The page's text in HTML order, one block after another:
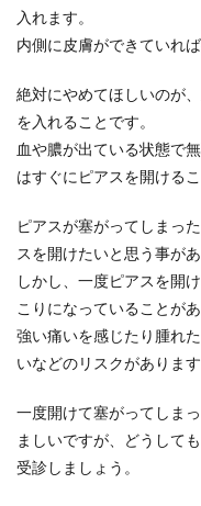
入れます。
内側に皮膚ができていれ
絶対にやめてほしいのが
を入れることです。
血や膿が出ている状態で
はすぐにピアスを開ける
ピアスが塞がってしまっ
スを開けたいと思う事が
しかし、一度ピアスを開
こりになっていることが
強い痛いを感じたり腫れ
いなどのリスクがあります
一度開けて塞がってしま
ましいですが、どうして
受診しましょう。